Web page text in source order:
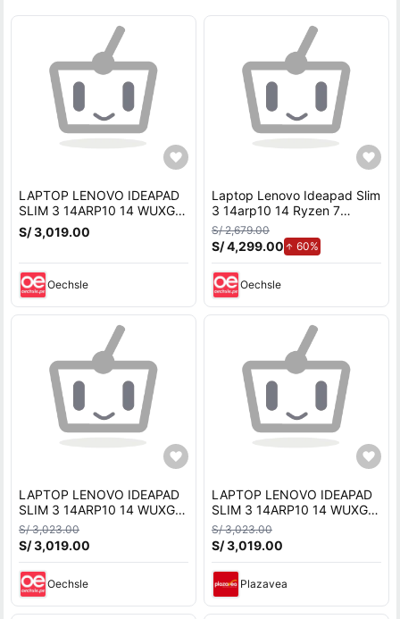
LAPTOP LENOVO IDEAPAD
SLIM 3 14ARP10 14 WUXGA
OLED AMD Ryzen 7 7735HS
16GB 512GB SSD FreeDOS
S/ 3,019.00
Oechsle
Laptop Lenovo Ideapad Slim
3 14arp10 14 Ryzen 7
7735hs 16gb 512gb Ssd
Oled Freedos
S/ 2,679.00
S/ 4,299.00 60%de aumento.
Oechsle
LAPTOP LENOVO IDEAPAD
SLIM 3 14ARP10 14 WUXGA
OLED AMD Ryzen 7 7735HS
16GB 512GB SSD M.2
S/ 3,023.00
S/ 3,019.00
Oechsle
LAPTOP LENOVO IDEAPAD
SLIM 3 14ARP10 14 WUXGA
OLED AMD Ryzen 7 7735HS
16GB 512GB SSD M.2
S/ 3,023.00
S/ 3,019.00
Plazavea